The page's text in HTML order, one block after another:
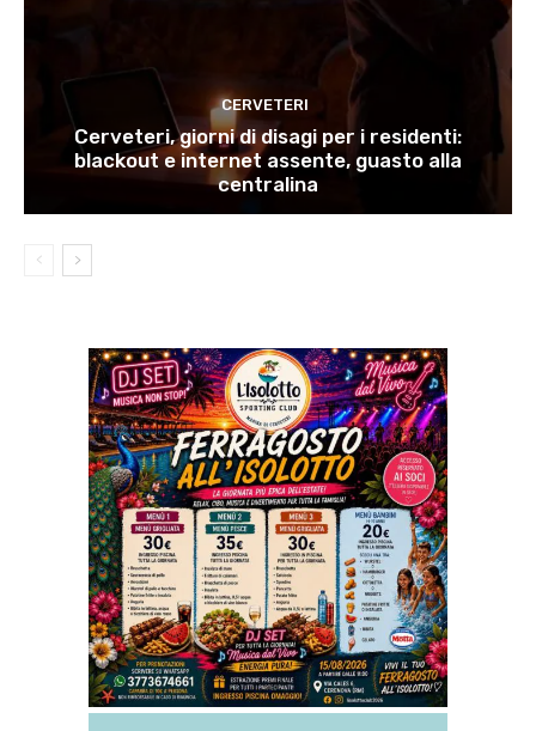
CERVETERI
Cerveteri, giorni di disagi per i residenti:
blackout e internet assente, guasto alla
centralina